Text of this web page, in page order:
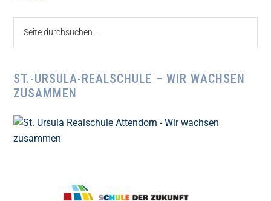
ST.-URSULA-REALSCHULE – WIR WACHSEN
ZUSAMMEN